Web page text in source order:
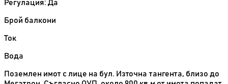
Регулация: Да
Брой балкони
Ток
Вода
Поземлен имот с лице на бул. Източна тангента, близо до